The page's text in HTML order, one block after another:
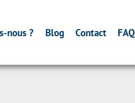
nous ? Blog Contact FAQ